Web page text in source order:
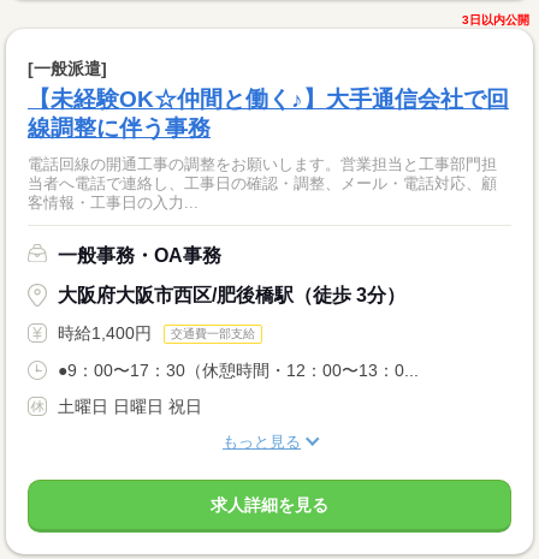
3日以内公開
[一般派遣]
【未経験OK☆仲間と働く♪】大手通信会社で回
線調整に伴う事務
電話回線の開通工事の調整をお願いします。営業担当と工事部門担
当者へ電話で連絡し、工事日の確認・調整、メール・電話対応、顧
客情報・工事日の入力...
一般事務・OA事務
大阪府大阪市西区/肥後橋駅（徒歩 3分）
時給1,400円 交通費一部支給
●9：00〜17：30（休憩時間・12：00〜13：0...
土曜日 日曜日 祝日
もっと見る
求人詳細を見る